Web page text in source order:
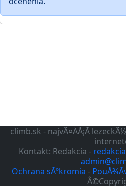
climb.sk - najvÃ¤ÄÅ¡Ã­
Kontakt: Redakcia -
Ochrana sÃºkromia -